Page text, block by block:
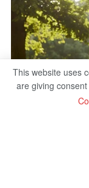
This website uses
are giving